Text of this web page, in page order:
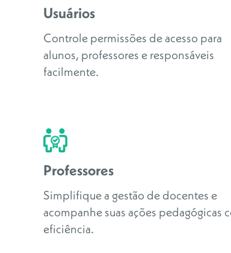
Usuários
Controle permissões de acesso para
alunos, professores e responsáveis
facilmente.
Professores
Simplifique a gestão de docentes e
acompanhe suas ações pedagógicas
eficiência.